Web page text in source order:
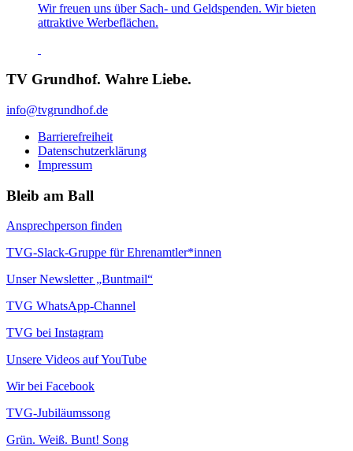
Wir freuen uns über Sach- und Geldspenden. Wir bieten
attraktive Werbeflächen.
TV Grundhof. Wahre Liebe.
info@tvgrundhof.de
Barrierefreiheit
Datenschutzerklärung
Impressum
Bleib am Ball
Ansprechperson finden
TVG-Slack-Gruppe für Ehrenamtler*innen
Unser Newsletter „Buntmail“
TVG WhatsApp-Channel
TVG bei Instagram
Unsere Videos auf YouTube
Wir bei Facebook
TVG-Jubiläumssong
Grün. Weiß. Bunt! Song